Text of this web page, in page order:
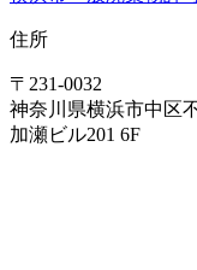
住所
〒231-0032
神奈川県横浜市中区
加瀬ビル201 6F